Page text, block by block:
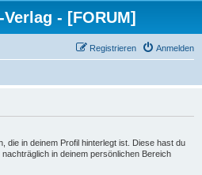
- [FORUM]
Anmelden
Registrieren
die in deinem Profil hinterlegt ist. Diese hast du
in deinem persönlichen Bereich